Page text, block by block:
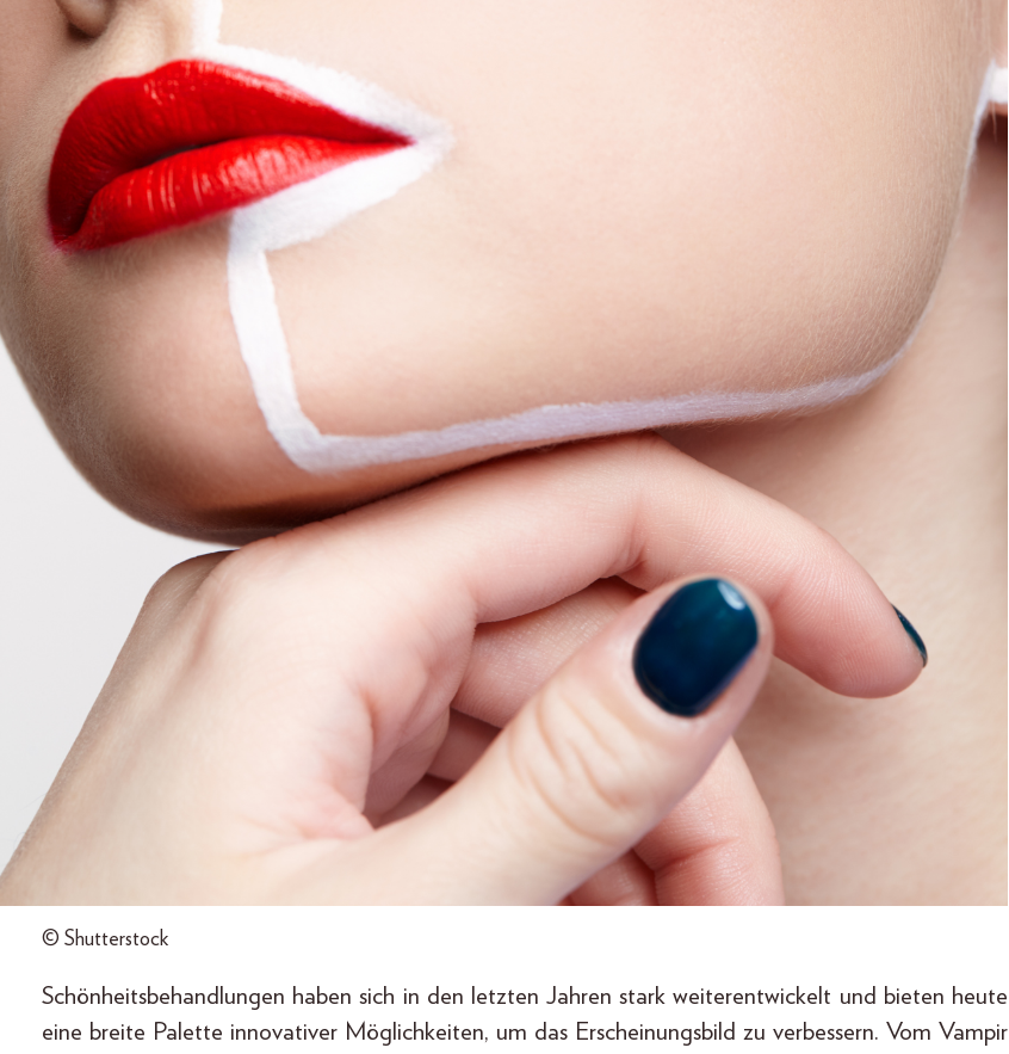
© Shutterstock
Schönheitsbehandlungen haben sich in den letzten Jahren stark weiterentwickelt und bieten heute
eine breite Palette innovativer Möglichkeiten, um das Erscheinungsbild zu verbessern. Vom Vampir